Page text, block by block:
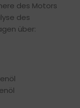
des Motors
des
über: